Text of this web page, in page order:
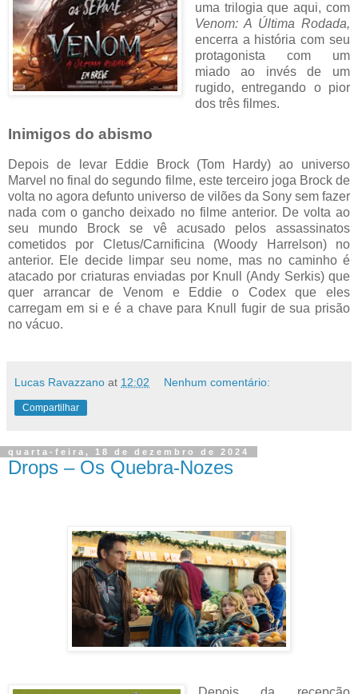
uma trilogia que aqui, com
Venom: A Última Rodada,
encerra a história com seu
protagonista com um
miado ao invés de um
rugido, entregando o pior
dos três filmes.
Inimigos do abismo
Depois de levar Eddie Brock (Tom Hardy) ao universo
Marvel no final do segundo filme, este terceiro joga Brock de
volta no agora defunto universo de vilões da Sony sem fazer
nada com o gancho deixado no filme anterior. De volta ao
seu mundo Brock se vê acusado pelos assassinatos
cometidos por Cletus/Carnificina (Woody Harrelson) no
anterior. Ele decide limpar seu nome, mas no caminho é
atacado por criaturas enviadas por Knull (Andy Serkis) que
quer arrancar de Venom e Eddie o Codex que eles
carregam em si e é a chave para Knull fugir de sua prisão
no vácuo.
Lucas Ravazzano at 12:02 Nenhum comentário:
Compartilhar
quarta-feira, 18 de dezembro de 2024
Drops – Os Quebra-Nozes